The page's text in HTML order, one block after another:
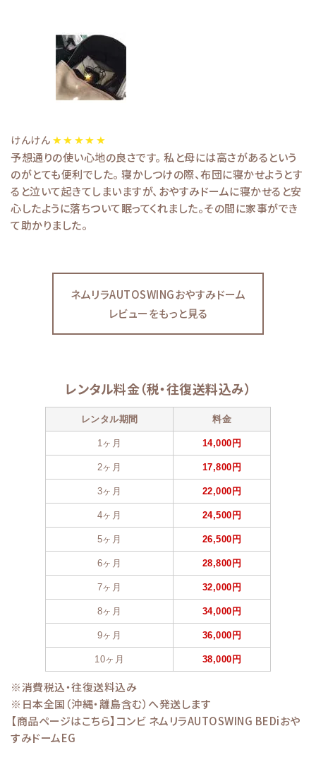
けんけん
予想通りの使い心地の良さです。 私と母には高さがあるという
のがとても便利でした。 寝かしつけの際、布団に寝かせようとす
ると泣いて起きてしまいますが、おやすみドームに寝かせると安
心したように落ちついて眠ってくれました。その間に家事ができ
て助かりました。
ネムリラAUTOSWINGおやすみドーム
レビューをもっと見る
レンタル料金（税・往復送料込み）
レンタル期間 料金
1ヶ月 14,000円
2ヶ月 17,800円
3ヶ月 22,000円
4ヶ月 24,500円
5ヶ月 26,500円
6ヶ月 28,800円
7ヶ月 32,000円
8ヶ月 34,000円
9ヶ月 36,000円
10ヶ月 38,000円
※消費税込・往復送料込み
※日本全国（沖縄・離島含む）へ発送します
【商品ページはこちら】 コンビ ネムリラAUTOSWING BEDiおや
すみドームEG